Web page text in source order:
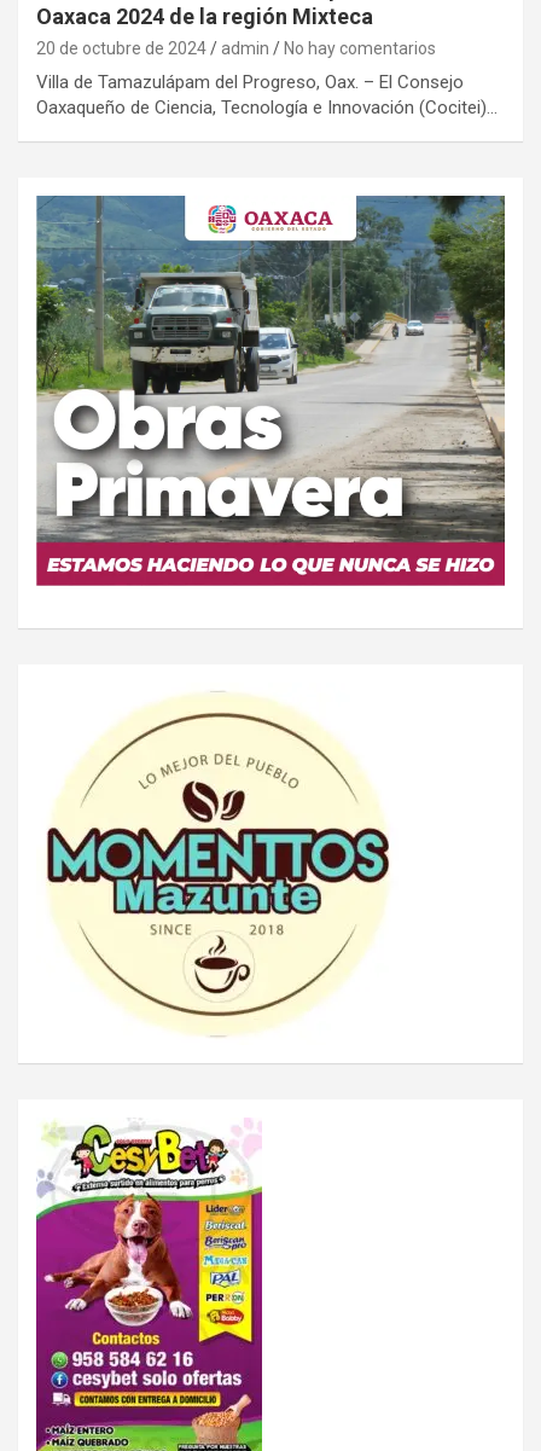
Oaxaca 2024 de la región Mixteca
20 de octubre de 2024 admin No hay comentarios
Villa de Tamazulápam del Progreso, Oax. – El Consejo
Oaxaqueño de Ciencia, Tecnología e Innovación (Cocitei)…